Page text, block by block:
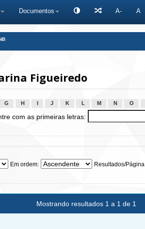
Documentos A- A
Figueiredo
G H J K L M N O
com as primeiras letras:
Em ordem: Resultados/Página
Mostrando resultados 1 a 1 de 1